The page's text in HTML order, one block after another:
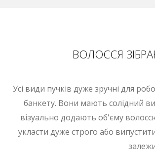
ВОЛОССЯ
Усі види пучків дуже зручні для
банкету. Вони мають солідний
візуально додають об'єму
укласти дуже строго або